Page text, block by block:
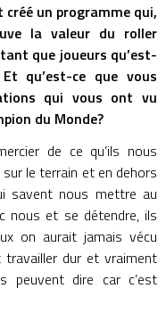
un programme qui,
la valeur du roller
que joueurs qu’est-
qu’est-ce que vous
qui vous ont vu
du Monde?
de ce qu’ils nous
le terrain et en dehors
savent nous mettre au
nous et se détendre, ils
on aurait jamais vécu
travailler dur et vraiment
peuvent dire car c’est